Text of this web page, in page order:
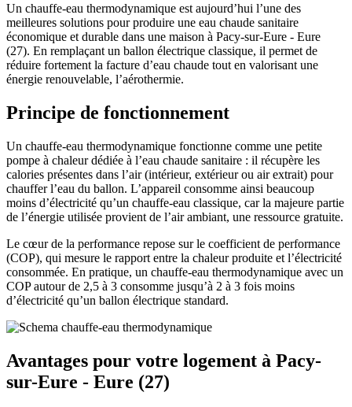
Un chauffe-eau thermodynamique est aujourd’hui l’une des
meilleures solutions pour produire une eau chaude sanitaire
économique et durable dans une maison à Pacy-sur-Eure - Eure
(27). En remplaçant un ballon électrique classique, il permet de
réduire fortement la facture d’eau chaude tout en valorisant une
énergie renouvelable, l’aérothermie.​
Principe de fonctionnement
Un chauffe-eau thermodynamique fonctionne comme une petite
pompe à chaleur dédiée à l’eau chaude sanitaire : il récupère les
calories présentes dans l’air (intérieur, extérieur ou air extrait) pour
chauffer l’eau du ballon. L’appareil consomme ainsi beaucoup
moins d’électricité qu’un chauffe-eau classique, car la majeure partie
de l’énergie utilisée provient de l’air ambiant, une ressource gratuite.​
Le cœur de la performance repose sur le coefficient de performance
(COP), qui mesure le rapport entre la chaleur produite et l’électricité
consommée. En pratique, un chauffe-eau thermodynamique avec un
COP autour de 2,5 à 3 consomme jusqu’à 2 à 3 fois moins
d’électricité qu’un ballon électrique standard.​
Avantages pour votre logement à Pacy-
sur-Eure - Eure (27)